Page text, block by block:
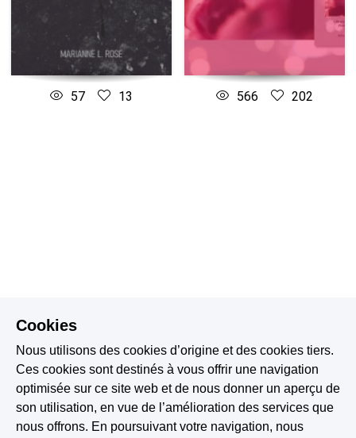
57 13 566 202
Cookies
Nous utilisons des cookies d’origine et des cookies tiers.
Ces cookies sont destinés à vous offrir une navigation
optimisée sur ce site web et de nous donner un aperçu de
son utilisation, en vue de l’amélioration des services que
nous offrons. En poursuivant votre navigation, nous